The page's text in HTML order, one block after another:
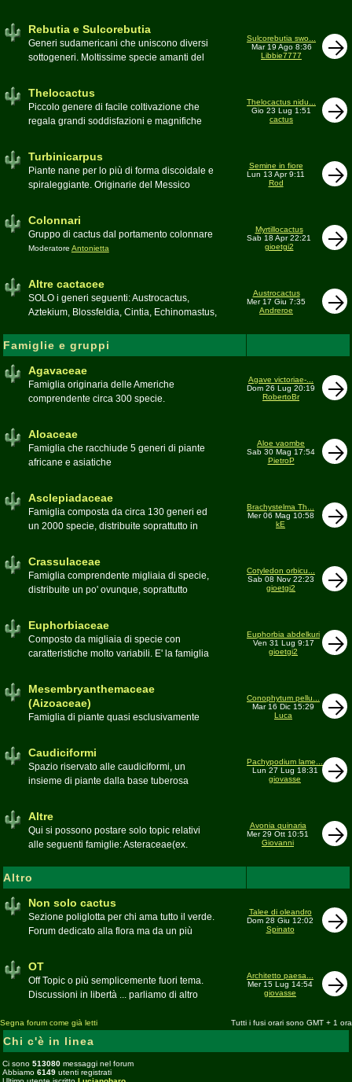
Canada. Caratteristiche le temute spine
carnosi spesso commestibili
Rebutia e Sulcorebutia
Generi sudamericani che uniscono diversi
sottogeneri. Moltissime specie amanti del
Sulcorebutia swo...
Mar 19 Ago 8:36
Libbie7777
Thelocactus
Piccolo genere di facile coltivazione che
regala grandi soddisfazioni e magnifiche
Thelocactus nidu...
Gio 23 Lug 1:51
cactus
Turbinicarpus
Piante nane per lo più di forma discoidale e
spiraleggiante. Originarie del Messico
Semine in fiore
Lun 13 Apr 9:11
Rod
Colonnari
Gruppo di cactus dal portamento colonnare
Moderatore Antonietta
Myrtillocactus
Sab 18 Apr 22:21
gioetgi2
Altre cactacee
SOLO i generi seguenti: Austrocactus,
Aztekium, Blossfeldia, Cintia, Echinomastus,
Geohintonia, Obregonia, Oroya,
Ortegocactus, Pediocactus, Pelecyphora,
Pereskia, Sclerocactus, Strombocactus ,
Toumeya, Uebelmannia, Yavia. Sottotribù:
Hylocereinae (Aporocactus, Epiphyllum,
Austrocactus
Mer 17 Giu 7:35
Andreroe
Famiglie e gruppi
Agavaceae
Famiglia originaria delle Americhe
comprendente circa 300 specie.
generi:Agave, Beschorneria, Furcraea,
Hesperaloë, Littaea, Manfreda, Polianthes,
Agave victoriae-...
Dom 26 Lug 20:19
RobertoBr
Aloaceae
Famiglia che racchiude 5 generi di piante
africane e asiatiche
Aloe vaombe
Sab 30 Mag 17:54
PietroP
Asclepiadaceae
Famiglia composta da circa 130 generi ed
un 2000 specie, distribuite soprattutto in
Brachystelma Th...
Mer 06 Mag 10:58
kE
Crassulaceae
Famiglia comprendente migliaia di specie,
distribuite un po' ovunque, soprattutto
Cotyledon orbicu...
Sab 08 Nov 22:23
gioetgi2
Euphorbiaceae
Composto da migliaia di specie con
caratteristiche molto variabili. E' la famiglia
popolazioni anche nel nostro paese
Moderatorebeppe58
Euphorbia abdelkuri
Ven 31 Lug 9:17
gioetgi2
Mesembryanthemaceae
(Aizoaceae)
Famiglia di piante quasi esclusivamente
appartenenti alla famiglia
Conophytum pellu...
Mar 16 Dic 15:29
Luca
Caudiciformi
Spazio riservato alle caudiciformi, un
insieme di piante dalla base tuberosa
Pachypodium lame...
Lun 27 Lug 18:31
giovasse
Altre
Qui si possono postare solo topic relativi
alle seguenti famiglie: Asteraceae(ex.
Sansevieria; Lamiaceae (ex. Labiatae) gen.
Coleus e Plectranthus; Peperomiaceae gen.
Peperomia (solo specie succulente);
Geraniaceae gen. Pelargonium, Monsonia
Talinum, Portulacaria
Avonia quinaria
Mer 29 Ott 10:51
Giovanni
Altro
Non solo cactus
Sezione poliglotta per chi ama tutto il verde.
Forum dedicato alla flora ma da un più
Talee di oleandro
Dom 28 Giu 12:02
Spinato
OT
Off Topic o più semplicemente fuori tema.
Discussioni in libertà ... parliamo di altro
Architetto paesa...
Mer 15 Lug 14:54
giovasse
Segna forum come già letti Tutti i fusi orari sono GMT + 1 ora
Chi c'è in linea
Ci sono 513080 messaggi nel forum
Abbiamo 6149 utenti registrati